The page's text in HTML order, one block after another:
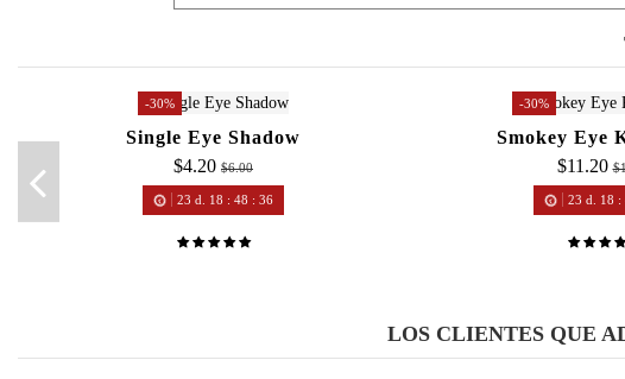
-30%
Single Eye Shadow
$4.20 $6.00
23 d. 18 :48 :36
-30%
Smokey Eye
$11.20
23 d. 18 :
LOS CLIENTES QUE